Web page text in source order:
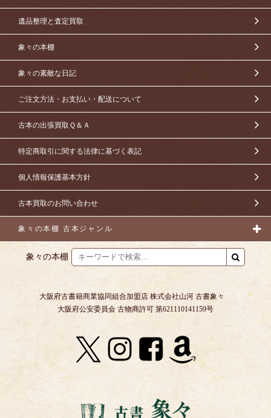
遺品整理と査定買取
象々の本棚
象々の素敵な日記
ご注文方法・お支払い・配送について
古本の出張買取Ｑ＆Ａ
特定商取引に関する法律に基づく表記
個人情報保護基本方針
古本買取のお問い合わせ
象々の本棚 古本ジャンル
象々の本棚
大阪府古書籍商業協同組合加盟店 株式会社山河 古書象々
大阪府公安委員会 古物商許可 第621110141159号